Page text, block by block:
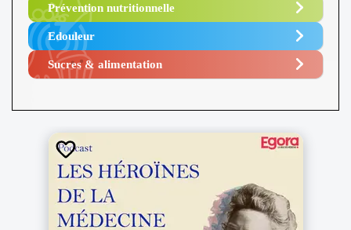
Prévention nutritionnelle
Edouleur​
Sucres & alimentation​